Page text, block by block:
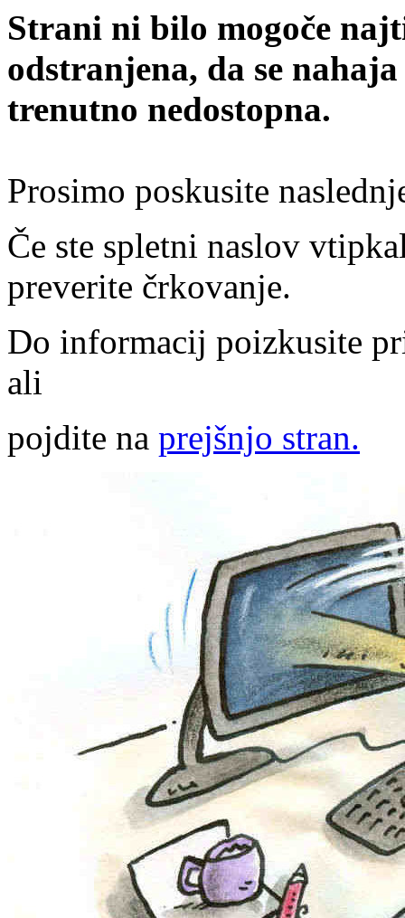
Strani ni bilo mogoče
odstranjena, da se
trenutno nedostopna.
Prosimo poskusite
Če ste spletni naslov
preverite črkovanje.
Do informacij poizkusite
ali
pojdite na prejšnjo stran.